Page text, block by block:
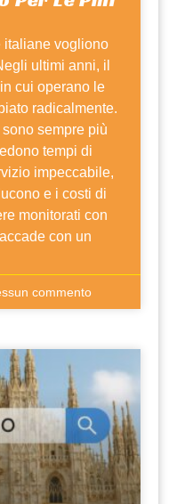
italiane vogliono
ultimi anni, il
cui operano le
radicalmente.
sempre più
tempi di
impeccabile,
e i costi di
monitorati con
con un
commento